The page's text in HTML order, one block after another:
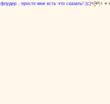
, просто мне есть что сказать! (с) ♥ ♥